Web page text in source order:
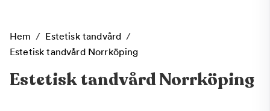
Hem / Estetisk tandvård /
Estetisk tandvård Norrköping
Estetisk tandvård Norrköping